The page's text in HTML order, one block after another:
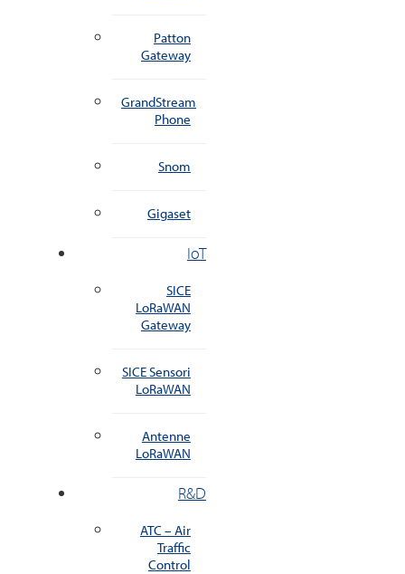
Patton
Gateway
GrandStream
Phone
Snom
Gigaset
IoT
SICE
LoRaWAN
Gateway
SICE Sensori
LoRaWAN
Antenne
LoRaWAN
R&D
ATC – Air
Traffic
Control